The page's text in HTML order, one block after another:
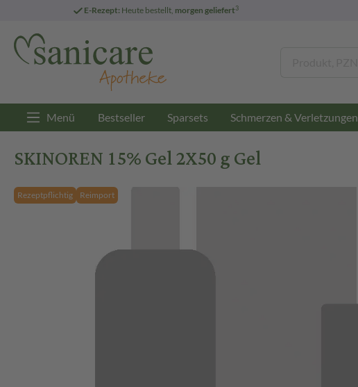
E-Rezept: Heute bestellt, morgen geliefert3
Menü Bestseller Sparsets Schmerzen & Verletzungen
SKINOREN 15% Gel 2X50 g Gel
Rezeptpflichtig Reimport